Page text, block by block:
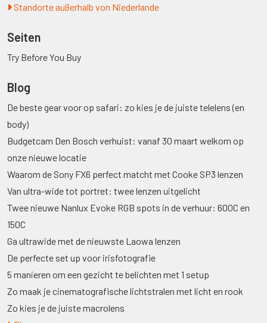
Standorte außerhalb von Niederlande
Seiten
Try Before You Buy
Blog
De beste gear voor op safari: zo kies je de juiste telelens (en
body)
Budgetcam Den Bosch verhuist: vanaf 30 maart welkom op
onze nieuwe locatie
Waarom de Sony FX6 perfect matcht met Cooke SP3 lenzen
Van ultra-wide tot portret: twee lenzen uitgelicht
Twee nieuwe Nanlux Evoke RGB spots in de verhuur: 600C en
150C
Ga ultrawide met de nieuwste Laowa lenzen
De perfecte set up voor irisfotografie
5 manieren om een gezicht te belichten met 1 setup
Zo maak je cinematografische lichtstralen met licht en rook
Zo kies je de juiste macrolens